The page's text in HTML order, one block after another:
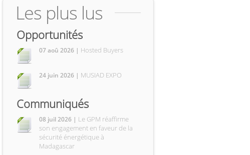
Les plus lus
Opportunités
07 aoû 2026 | Hosted Buyers
24 juin 2026 | MUSIAD EXPO
Communiqués
08 juil 2026 | Le GPM réaffirme
son engagement en faveur de la
sécurité énergétique à
Madagascar